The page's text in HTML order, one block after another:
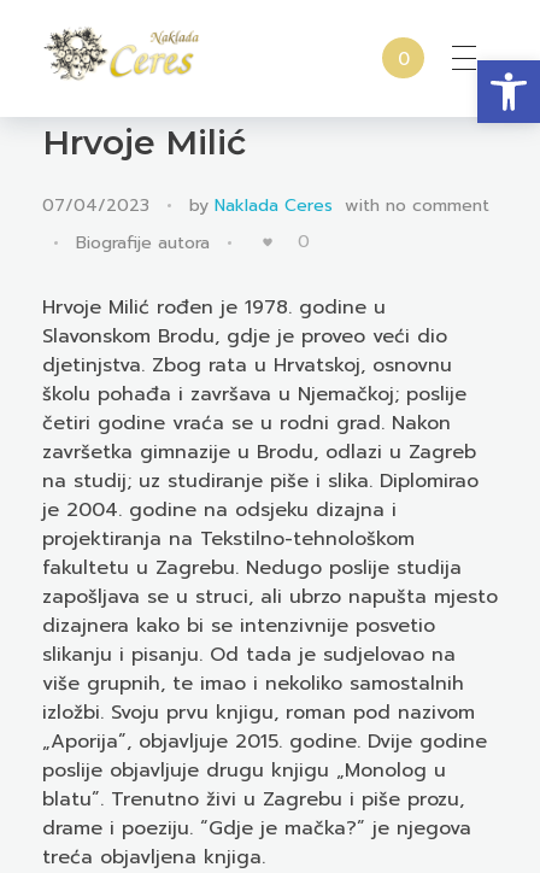
0
Hrvoje Milić
07/04/2023 by Naklada Ceres with no comment
Biografije autora
0
Hrvoje Milić rođen je 1978. godine u
Slavonskom Brodu, gdje je proveo veći dio
djetinjstva. Zbog rata u Hrvatskoj, osnovnu
školu pohađa i završava u Njemačkoj; poslije
četiri godine vraća se u rodni grad. Nakon
završetka gimnazije u Brodu, odlazi u Zagreb
na studij; uz studiranje piše i slika. Diplomirao
je 2004. godine na odsjeku dizajna i
projektiranja na Tekstilno-tehnološkom
fakultetu u Zagrebu. Nedugo poslije studija
zapošljava se u struci, ali ubrzo napušta mjesto
dizajnera kako bi se intenzivnije posvetio
slikanju i pisanju. Od tada je sudjelovao na
više grupnih, te imao i nekoliko samostalnih
izložbi. Svoju prvu knjigu, roman pod nazivom
„Aporija”, objavljuje 2015. godine. Dvije godine
poslije objavljuje drugu knjigu „Monolog u
blatu”. Trenutno živi u Zagrebu i piše prozu,
drame i poeziju. “Gdje je mačka?” je njegova
treća objavljena knjiga.